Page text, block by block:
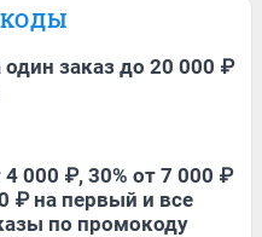
один заказ до 20 000 ₽
000 ₽, 30% от 7 000 ₽
₽ на первый и все
по промокоду